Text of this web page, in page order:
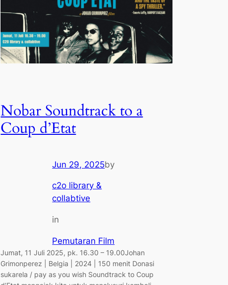
Nobar Soundtrack to a
Coup d’Etat
Jun 29, 2025by
c2o library &
collabtive
in
Pemutaran Film
Jumat, 11 Juli 2025, pk. 16.30 – 19.00Johan
Grimonperez | Belgia | 2024 | 150 menit Donasi
sukarela / pay as you wish Soundtrack to Coup